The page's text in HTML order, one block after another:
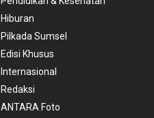
Hiburan
Pilkada Sumsel
Edisi Khusus
Internasional
Redaksi
ANTARA Foto